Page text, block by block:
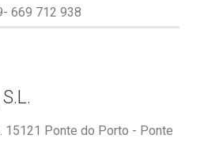
669 712 938
15121 Ponte do Porto - Ponte